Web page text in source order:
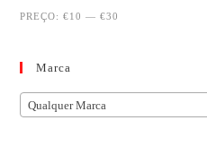
PREÇO:€10 —€30
Marca
Qualquer Marca